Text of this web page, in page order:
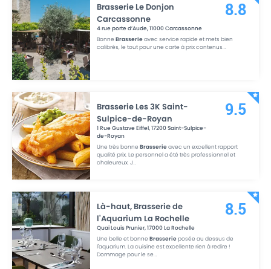
Brasserie Le Donjon
Carcassonne
4 rue porte d’Aude,11000Carcassonne
BonneBrasserieavec service rapide et mets bien
calibrés, le tout pour une carte à prix contenus...
8.8
Brasserie Les 3K Saint-
Sulpice-de-Royan
1 Rue Gustave Eiffel,17200Saint-Sulpice-
de-Royan
Une très bonneBrasserieavec un excellent rapport
qualité prix. Le personnel a été très professionnel et
chaleureux. J...
9.5
Là-haut, Brasserie de
l'Aquarium La Rochelle
Quai Louis Prunier,17000La Rochelle
Une belle et bonneBrasserieposée au dessus de
l'aquarium. La cuisine est excellente rien à redire !
Dommage pour le se...
8.5